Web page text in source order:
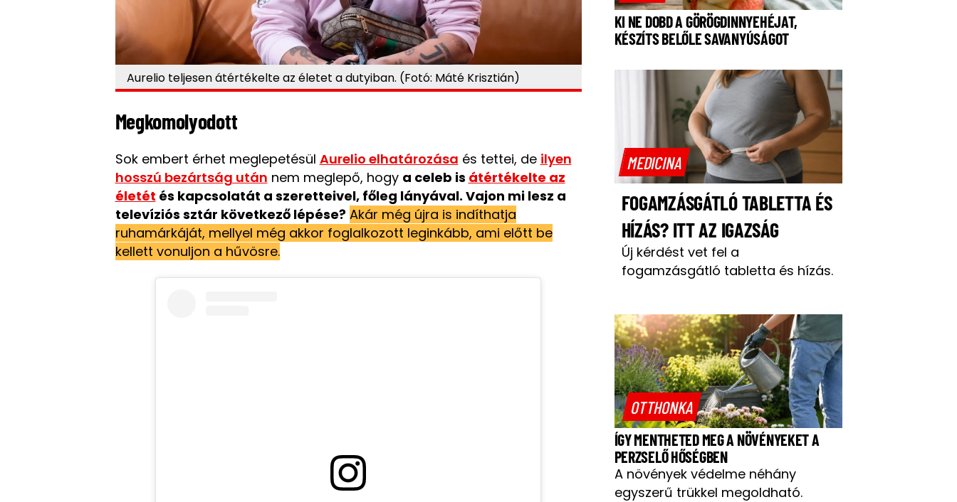
Aurelio teljesen átértékelte az életet a dutyiban. (Fotó: Máté Krisztián)
Megkomolyodott
Sok embert érhet meglepetésül Aurelio elhatározása és tettei, de ilyen
hosszú bezártság után nem meglepő, hogy a celeb is átértékelte az
életét és kapcsolatát a szeretteivel, főleg lányával. Vajon mi lesz a
televíziós sztár következő lépése? Akár még újra is indíthatja
ruhamárkáját, mellyel még akkor foglalkozott leginkább, ami előtt be
kellett vonuljon a hűvösre.
KI NE DOBD A GÖRÖGDINNYEHÉJAT,
KÉSZÍTS BELŐLE SAVANYÚSÁGOT
MEDICINA
FOGAMZÁSGÁTLÓ TABLETTA ÉS
HÍZÁS? ITT AZ IGAZSÁG
Új kérdést vet fel a
fogamzásgátló tabletta és hízás.
OTTHONKA
ÍGY MENTHETED MEG A NÖVÉNYEKET A
PERZSELŐ HŐSÉGBEN
A növények védelme néhány
egyszerű trükkel megoldható.